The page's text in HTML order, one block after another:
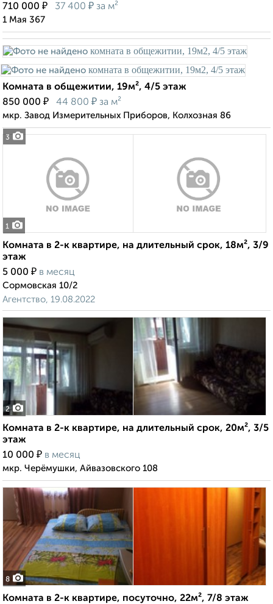
710 000 ₽ 37 400 ₽ за м²
1 Мая 367
3
Комната в общежитии, 19м², 4/5 этаж
850 000 ₽ 44 800 ₽ за м²
мкр. Завод Измерительных Приборов, Колхозная 86
1
Комната в 2-к квартире, на длительный срок, 18м², 3/9
этаж
5 000 ₽ в месяц
Сормовская 10/2
Агентство, 19.08.2022
2
Комната в 2-к квартире, на длительный срок, 20м², 3/5
этаж
10 000 ₽ в месяц
мкр. Черёмушки, Айвазовского 108
8
Комната в 2-к квартире, посуточно, 22м², 7/8 этаж